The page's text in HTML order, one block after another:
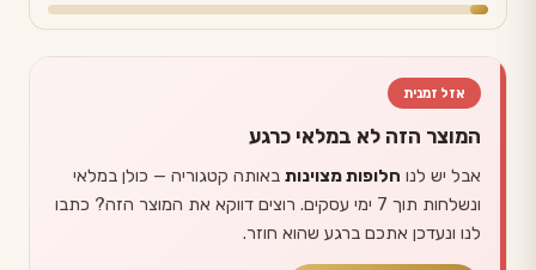
אזל זמנית
המוצר הזה לא במלאי כרגע
אבל יש לנו חלופות מצוינות באותה קטגוריה — כולן במלאי
ונשלחות תוך 7 ימי עסקים. רוצים דווקא את המוצר הזה? כתבו
לנו ונעדכן אתכם ברגע שהוא חוזר.